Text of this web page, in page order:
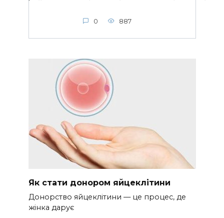
0 887
Як стати донором яйцеклітини
Донорство яйцеклітини — це процес, де
жінка дарує